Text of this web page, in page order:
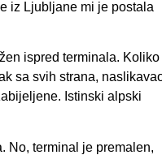
iz Ljubljane mi je postala
ispred terminala. Koliko
sa svih strana,
Istinski alpski
No, terminal je premalen,